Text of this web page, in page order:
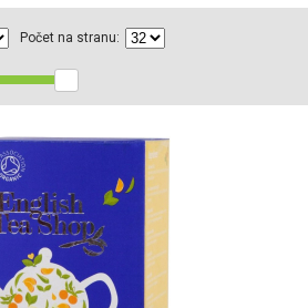
Počet na stranu: